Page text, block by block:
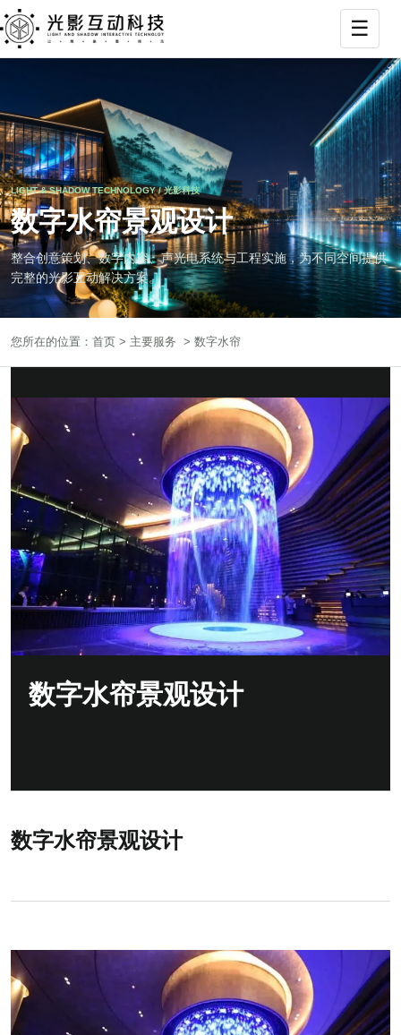
☰
打
LIGHT & SHADOW TECHNOLOGY / 光影科技
数字水帘景观设计
整合创意策划、数字内容、声光电系统与工程实施，为不同空间提供
完整的光影互动解决方案。
您所在的位置： 首页 > 主要服务 > 数字水帘
数字水帘景观设计
数字水帘景观设计